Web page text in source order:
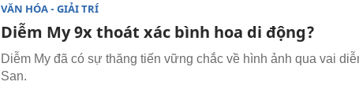
VĂN HÓA - GIẢI TRÍ
Diễm My 9x thoát xác bình hoa di động?
Diễm My đã có sự thăng tiến vững chắc về hình ảnh qua vai
San.